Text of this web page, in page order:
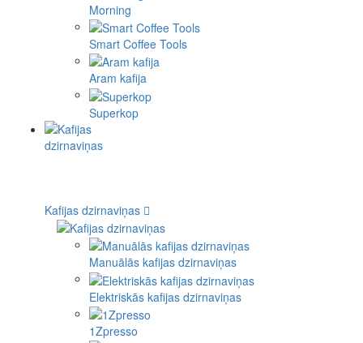
Morning
Smart Coffee Tools
Aram kafija
Superkop
Kafijas dzirnaviņas
Manuālās kafijas dzirnaviņas
Elektriskās kafijas dzirnaviņas
1Zpresso